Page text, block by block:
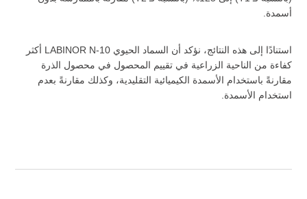
أسمدة.
استنادًا إلى هذه النتائج، نؤكد أن السماد الحيوي LABINOR N-10 أكثر
كفاءة من الناحية الزراعية في تقييم المحصول في محصول الذرة
مقارنةً باستخدام الأسمدة الكيميائية التقليدية، وكذلك مقارنةً بعدم
استخدام الأسمدة.